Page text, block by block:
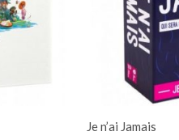
Je n’ai Jamais